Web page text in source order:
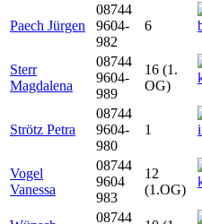
Paech Jürgen
08744
9604-
982
6
Sterr
Magdalena
08744
9604-
989
16 (1.
OG)
Strötz Petra
08744
9604-
980
1
Vogel
Vanessa
08744
9604
983
12
(1.OG)
08744